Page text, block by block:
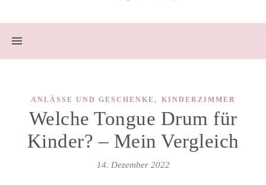
ANLÄSSE UND GESCHENKE , KINDERZIMMER
Welche Tongue Drum für
Kinder? – Mein Vergleich
14. Dezember 2022